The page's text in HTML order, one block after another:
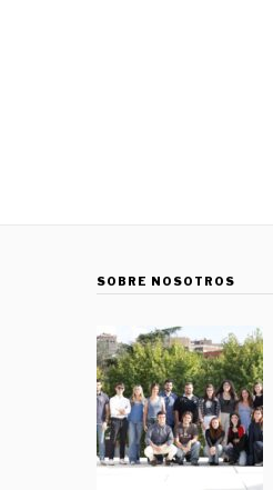
SOBRE NOSOTROS